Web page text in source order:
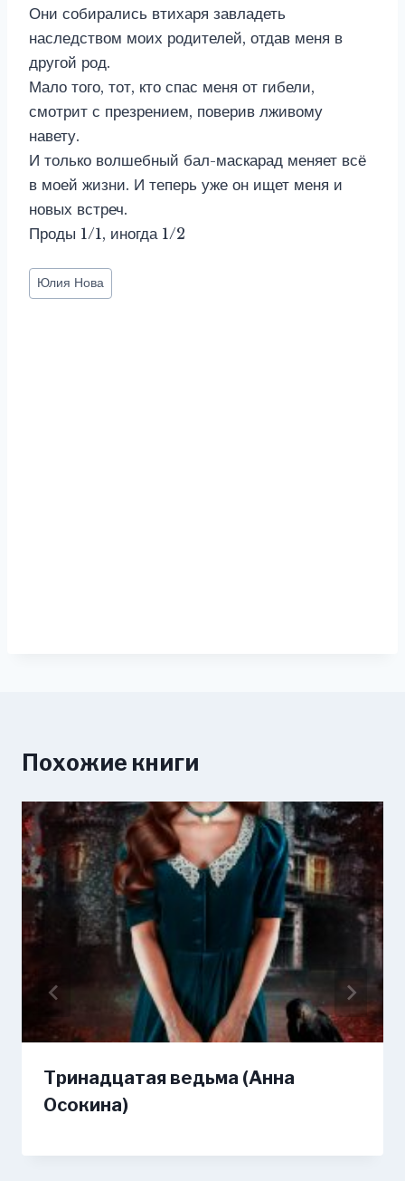
Они собирались втихаря завладеть
наследством моих родителей, отдав меня в
другой род.
Мало того, тот, кто спас меня от гибели,
смотрит с презрением, поверив лживому
навету.
И только волшебный бал-маскарад меняет всё
в моей жизни. И теперь уже он ищет меня и
новых встреч.
Проды 1/1, иногда 1/2
Метки
записи:
Юлия Нова
Похожие книги
Тринадцатая ведьма (Анна
Осокина)